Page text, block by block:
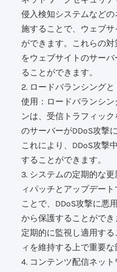
侵入検知システムなど
施することで、ウェブサ
ができます。これらの
をウェブサイトのサー
ることができます。
2. ロードバランシング
使用：ロードバランシ
ンは、受信トラフィッ
のサーバーがDDoS攻撃
これにより、DDoS攻撃
することができます。
3. システムの定期的な
ィパッチとアップデー
ことで、DDoS攻撃に悪
から保護することがで
定期的に監視し適用す
ィを維持する上で重要な
4. コンテンツ配信ネッ